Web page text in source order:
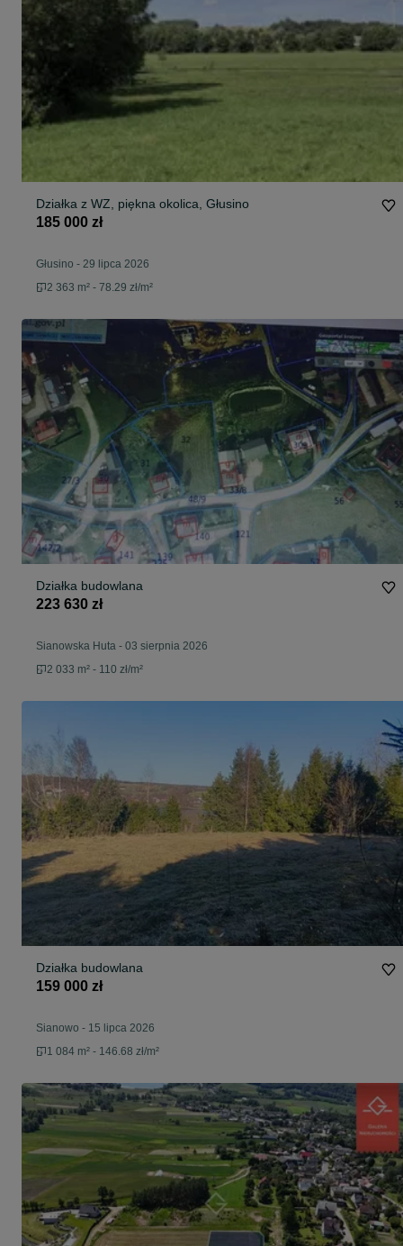
Działka z WZ, piękna okolica, Głusino
185 000 zł
Głusino - 29 lipca 2026
2 363 m² - 78.29 zł/m²
Działka budowlana
223 630 zł
Sianowska Huta - 03 sierpnia 2026
2 033 m² - 110 zł/m²
Działka budowlana
159 000 zł
Sianowo - 15 lipca 2026
1 084 m² - 146.68 zł/m²